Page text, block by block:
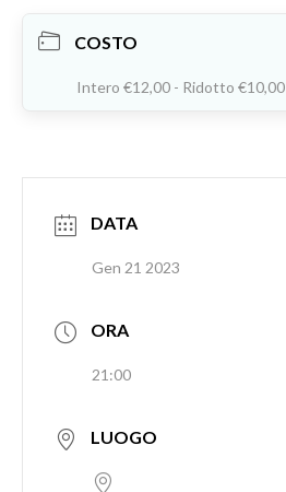
COSTO
Intero €12,00 - Ridotto €10,00
DATA
Gen 21 2023
ORA
21:00
LUOGO